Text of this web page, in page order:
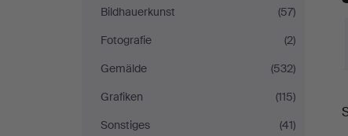
Online
Bildhauerkunst
(57)
Fotografie
(2)
Gemälde
(532)
Grafiken
(115)
Sonstiges
(41)